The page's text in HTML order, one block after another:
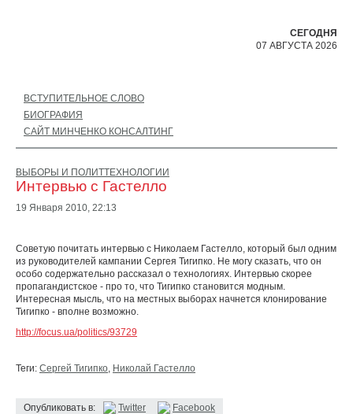
СЕГОДНЯ
07 АВГУСТА 2026
ВСТУПИТЕЛЬНОЕ СЛОВО
БИОГРАФИЯ
САЙТ МИНЧЕНКО КОНСАЛТИНГ
ВЫБОРЫ И ПОЛИТТЕХНОЛОГИИ
Интервью с Гастелло
19 Января 2010, 22:13
Советую почитать интервью с Николаем Гастелло, который был одним
из руководителей кампании Сергея Тигипко. Не могу сказать, что он
особо содержательно рассказал о технологиях. Интервью скорее
пропагандистское - про то, что Тигипко становится модным.
Интересная мысль, что на местных выборах начнется клонирование
Тигипко - вполне возможно.
http://focus.ua/politics/93729
Теги: Сергей Тигипко, Николай Гастелло
Опубликовать в: Twitter Facebook